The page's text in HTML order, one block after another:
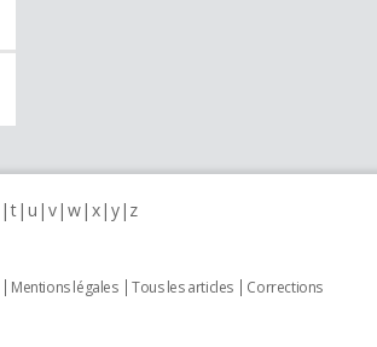
t u v w x y z
Mentions légales Tous les articles
Corrections